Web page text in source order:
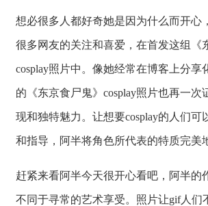
想必很多人都好奇她是因为什么而开心
很多网友的关注和喜爱，在首发这组《
cosplay照片中。像她经常在博客上分享
的《东京食尸鬼》cosplay照片也再一次
现和独特魅力。让想要cosplay的人们可
和指导，阿半将角色所代表的特质完美
赶紧来看阿半今天很开心看吧，阿半的
不同于寻常的艺术享受。照片让gif人们